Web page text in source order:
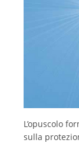
L’opuscolo
sulla